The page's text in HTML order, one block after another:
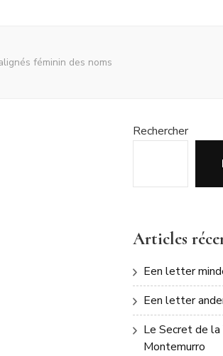
féminin des noms
Rechercher
Articles
Een letter
Een letter
Le Secret de
Montemurro